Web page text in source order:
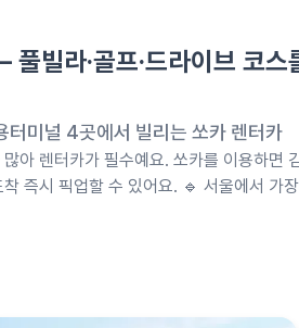
빌라·골프·드라이브 코스
터미널 4곳에서 빌리는 쏘카 렌터카
아 렌터카가 필수예요. 쏘카를 이용하면
즉시 픽업할 수 있어요. 🔹 서울에서 가